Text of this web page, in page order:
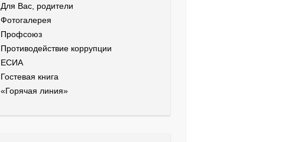
Для Вас, родители
Фотогалерея
Профсоюз
Противодействие коррупции
ЕСИА
Гостевая книга
«Горячая линия»